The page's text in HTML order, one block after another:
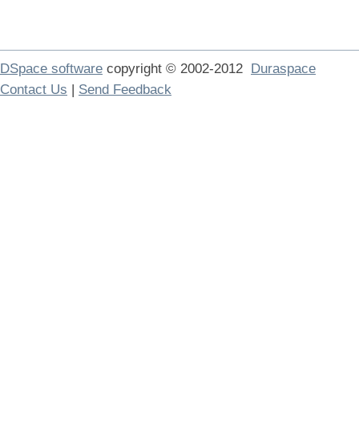
DSpace software copyright © 2002-2012 Duraspace
Contact Us | Send Feedback